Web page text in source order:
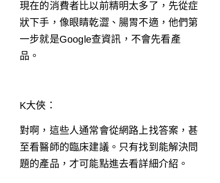
現在的消費者比以前精明太多了，先從症
狀下手，像眼睛乾澀、腸胃不適，他們第
一步就是Google查資訊，不會先看產
品。
K大俠 ：
對啊，這些人通常會從網路上找答案，甚
至看醫師的臨床建議。只有找到能解決問
題的產品，才可能點進去看詳細介紹。